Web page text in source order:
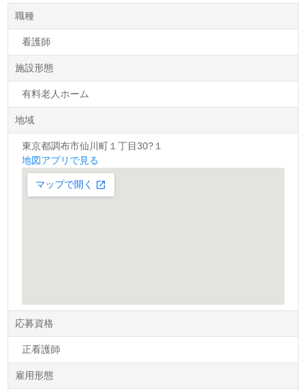
職種
看護師
施設形態
有料老人ホーム
地域
東京都調布市仙川町１丁目30?１
地図アプリで見る
応募資格
正看護師
雇用形態